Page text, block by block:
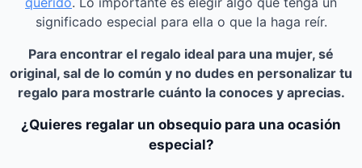
significado especial para ella o que la haga reír.
Para encontrar el regalo ideal para una mujer, sé
original, sal de lo común y no dudes en personalizar tu
regalo para mostrarle cuánto la conoces y aprecias.
¿Quieres regalar un obsequio para una ocasión
especial?